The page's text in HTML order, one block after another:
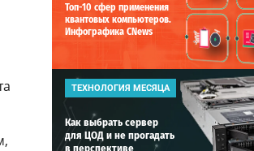
Топ-10 сфер применения
квантовых компьютеров.
Инфографика CNews
ТЕХНОЛОГИЯ МЕСЯЦА
Как выбрать сервер
для ЦОД и не прогадать
в перспективе